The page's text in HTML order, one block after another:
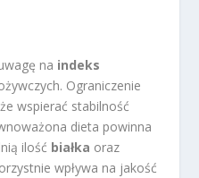
na indeks
Ograniczenie
wspierać stabilność
dieta powinna
ilość białka oraz
wpływa na jakość